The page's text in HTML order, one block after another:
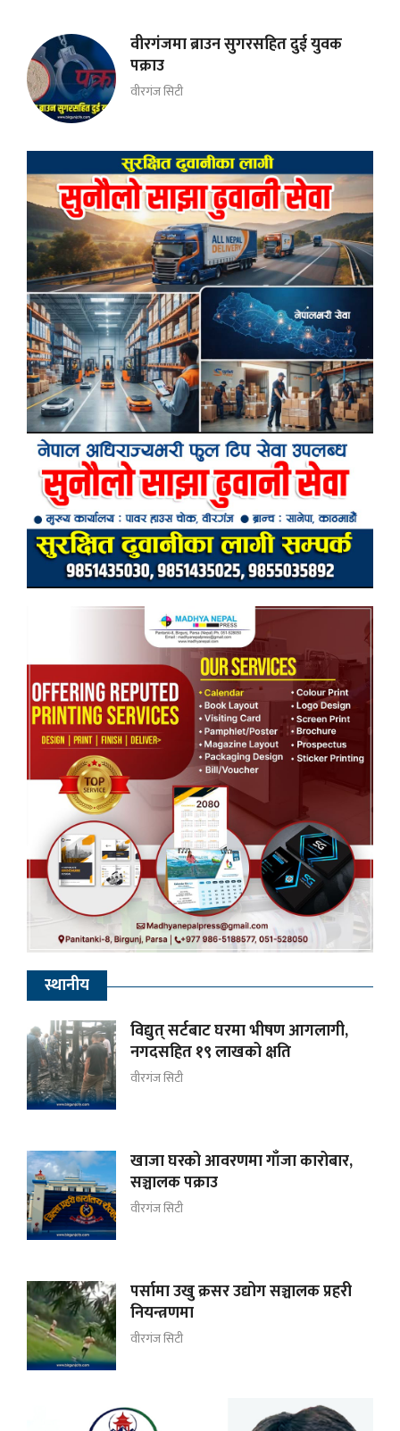
वीरगंजमा ब्राउन सुगरसहित दुई युवक
पक्राउ
वीरगंज सिटी
स्थानीय
विद्युत् सर्टबाट घरमा भीषण आगलागी,
नगदसहित १९ लाखको क्षति
वीरगंज सिटी
खाजा घरको आवरणमा गाँजा कारोबार,
सञ्चालक पक्राउ
वीरगंज सिटी
पर्सामा उखु क्रसर उद्योग सञ्चालक प्रहरी
नियन्त्रणमा
वीरगंज सिटी